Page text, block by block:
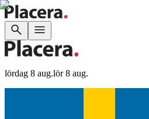
lördag 8 aug.lör 8 aug.